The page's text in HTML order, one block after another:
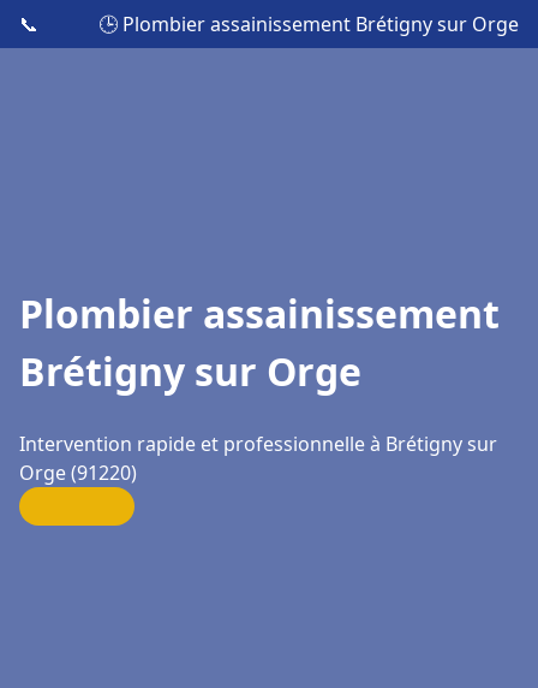
📞 🕒 Plombier assainissement Brétigny sur Orge
Plombier assainissement
Brétigny sur Orge
Intervention rapide et professionnelle à Brétigny sur
Orge (91220)